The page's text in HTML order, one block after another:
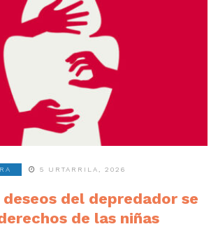
5 URTARRILA, 2026
deseos del depredador se
de las niñas